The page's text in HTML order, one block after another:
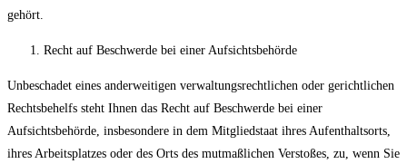
gehört.
Recht auf Beschwerde bei einer Aufsichtsbehörde
Unbeschadet eines anderweitigen verwaltungsrechtlichen oder gerichtlichen
Rechtsbehelfs steht Ihnen das Recht auf Beschwerde bei einer
Aufsichtsbehörde, insbesondere in dem Mitgliedstaat ihres Aufenthaltsorts,
ihres Arbeitsplatzes oder des Orts des mutmaßlichen Verstoßes, zu, wenn Sie